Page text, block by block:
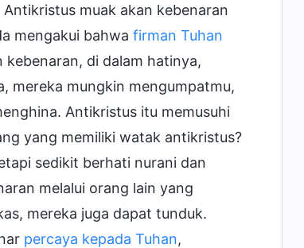
muak akan kebenaran
mengakui bahwa firman Tuhan
kebenaran, di dalam hatinya,
mereka mungkin mengumpatmu,
Antikristus itu memusuhi
yang memiliki watak antikristus?
sedikit berhati nurani dan
melalui orang lain yang
mereka juga dapat tunduk.
percaya kepada Tuhan,